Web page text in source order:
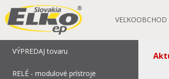
VEĽKOOBCHOD
VÝPREDAJ tovaru
RELÉ - modulové prístroje